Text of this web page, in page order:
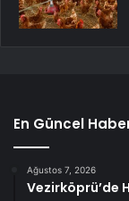
En Güncel
Ağustos 7, 2026
Vezirköprü’de